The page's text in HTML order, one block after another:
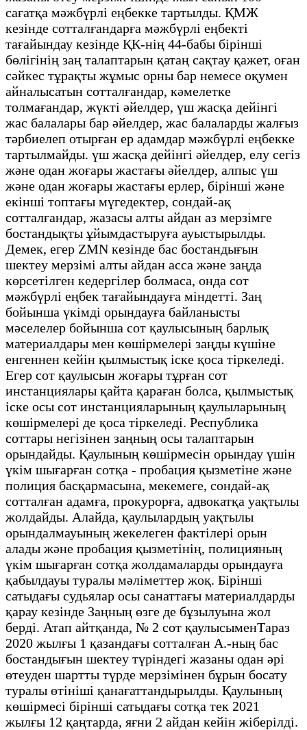
сағатқа мәжбүрлі еңбекке тартылды. ҚМЖ
кезінде сотталғандарға мәжбүрлі еңбекті
тағайындау кезінде ҚК-нің 44-бабы бірінші
бөлігінің заң талаптарын қатаң сақтау қажет, оған
сәйкес тұрақты жұмыс орны бар немесе оқумен
айналысатын сотталғандар, кәмелетке
толмағандар, жүкті әйелдер, үш жасқа дейінгі
жас балалары бар әйелдер, жас балаларды жалғыз
тәрбиелеп отырған ер адамдар мәжбүрлі еңбекке
тартылмайды. үш жасқа дейінгі әйелдер, елу сегіз
және одан жоғары жастағы әйелдер, алпыс үш
және одан жоғары жастағы ерлер, бірінші және
екінші топтағы мүгедектер, сондай-ақ
сотталғандар, жазасы алты айдан аз мерзімге
бостандықты ұйымдастыруға ауыстырылды.
Демек, егер ZMN кезінде бас бостандығын
шектеу мерзімі алты айдан асса және заңда
көрсетілген кедергілер болмаса, онда сот
мәжбүрлі еңбек тағайындауға міндетті. Заң
бойынша үкімді орындауға байланысты
мәселелер бойынша сот қаулысының барлық
материалдары мен көшірмелері заңды күшіне
енгеннен кейін қылмыстық іске қоса тіркеледі.
Егер сот қаулысын жоғары тұрған сот
инстанциялары қайта қараған болса, қылмыстық
іске осы сот инстанцияларының қаулыларының
көшірмелері де қоса тіркеледі. Республика
соттары негізінен заңның осы талаптарын
орындайды. Қаулының көшірмесін орындау үшін
үкім шығарған сотқа - пробация қызметіне және
полиция басқармасына, мекемеге, сондай-ақ
сотталған адамға, прокурорға, адвокатқа уақтылы
жолдайды. Алайда, қаулылардың уақтылы
орындалмауының жекелеген фактілері орын
алады және пробация қызметінің, полицияның
үкім шығарған сотқа жолдамаларды орындауға
қабылдауы туралы мәліметтер жоқ. Бірінші
сатыдағы судьялар осы санаттағы материалдарды
қарау кезінде Заңның өзге де бұзылуына жол
берді. Атап айтқанда, № 2 сот қаулысыменТараз
2020 жылғы 1 қазандағы сотталған А.-ның бас
бостандығын шектеу түріндегі жазаны одан әрі
өтеуден шартты түрде мерзімінен бұрын босату
туралы өтініші қанағаттандырылды. Қаулының
көшірмесі бірінші сатыдағы сотқа тек 2021
жылғы 12 қаңтарда, яғни 2 айдан кейін жіберілді.